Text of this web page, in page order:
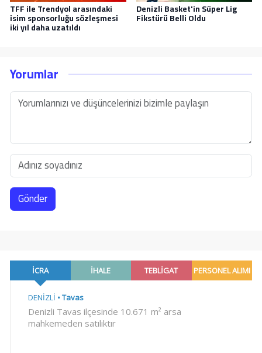
TFF ile Trendyol arasındaki
isim sponsorluğu sözleşmesi
iki yıl daha uzatıldı
Denizli Basket'in Süper Lig
Fikstürü Belli Oldu
Yorumlar
Gönder